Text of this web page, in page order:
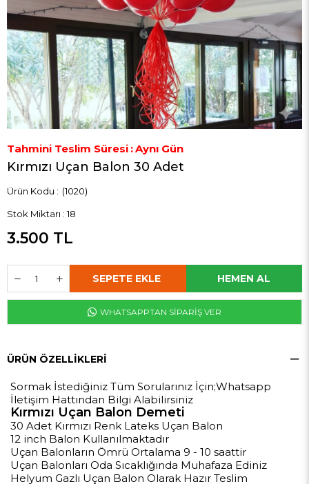
Tahmini Teslim Süresi :Aynı Gün
Kırmızı Uçan Balon 30 Adet
(1020)
Stok Miktarı : 18
3.500 TL
WHATSAPPTAN SİPARİŞ VER
ÜRÜN ÖZELLIKLERI
Sormak İstediğiniz Tüm Sorularınız İçin;Whatsapp
İletişim Hattından Bilgi Alabilirsiniz
Kırmızı Uçan Balon Demeti
30 Adet Kırmızı Renk Lateks Uçan Balon
12 inch Balon Kullanılmaktadır
Uçan Balonların Ömrü Ortalama 9 - 10 saattir
Uçan Balonları Oda Sıcaklığında Muhafaza Ediniz
Helyum Gazlı Uçan Balon Olarak Hazır Teslim